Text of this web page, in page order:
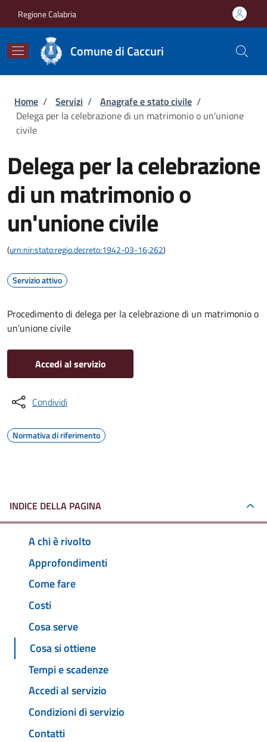
Regione Calabria
Comune di Caccuri
Briciole di pane
Home / Servizi / Anagrafe e stato civile /
Delega per la celebrazione di un matrimonio o un'unione
civile
Delega per la celebrazione
di un matrimonio o
un'unione civile
(urn:nir:stato:regio.decreto:1942-03-16;262)
Servizio attivo
Procedimento di delega per la celebrazione di un matrimonio o
un'unione civile
Accedi al servizio
Condividi
Normativa di riferimento
INDICE DELLA PAGINA
A chi è rivolto
Approfondimenti
Come fare
Costi
Cosa serve
Cosa si ottiene
Tempi e scadenze
Accedi al servizio
Condizioni di servizio
Contatti